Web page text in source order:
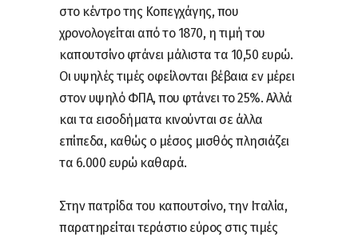
στο κέντρο της Κοπεγχάγης, που
χρονολογείται από το 1870, η τιμή του
καπουτσίνο φτάνει μάλιστα τα 10,50 ευρώ.
Οι υψηλές τιμές οφείλονται βέβαια εν μέρει
στον υψηλό ΦΠΑ, που φτάνει το 25%. Αλλά
και τα εισοδήματα κινούνται σε άλλα
επίπεδα, καθώς ο μέσος μισθός πλησιάζει
τα 6.000 ευρώ καθαρά.
Στην πατρίδα του καπουτσίνο, την Ιταλία,
παρατηρείται τεράστιο εύρος στις τιμές